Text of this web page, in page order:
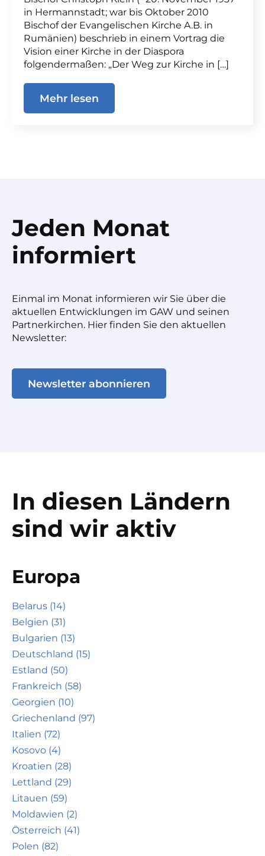
in Hermannstadt; war bis Oktober 2010
Bischof der Evangelischen Kirche A.B. in
Rumänien) beschrieb in einem Vortrag die
Vision einer Kirche in der Diaspora
folgendermaßen: „Der Weg zur Kirche in […]
Mehr lesen
Jeden Monat
informiert
Einmal im Monat informieren wir Sie über die
aktuellen Entwicklungen im GAW und seinen
Partnerkirchen. Hier finden Sie den aktuellen
Newsletter:
Newsletter abonnieren
In diesen Ländern
sind wir aktiv
Europa
Belarus (14)
Belgien (31)
Bulgarien (13)
Deutschland (15)
Estland (50)
Frankreich (58)
Georgien (10)
Griechenland (97)
Italien (72)
Kosovo (4)
Kroatien (28)
Lettland (29)
Litauen (59)
Moldawien (2)
Österreich (41)
Polen (82)